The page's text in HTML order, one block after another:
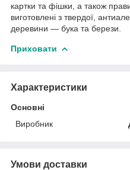
картки та фішки, а також
виготовлені з твердої,
деревини — бука та берези.
Приховати
Характеристики
Основні
Виробник
Умови доставки